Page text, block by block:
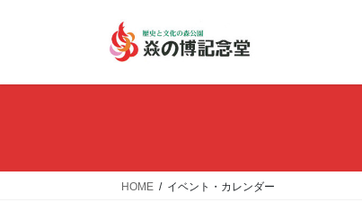
HOME イベント・カレンダー